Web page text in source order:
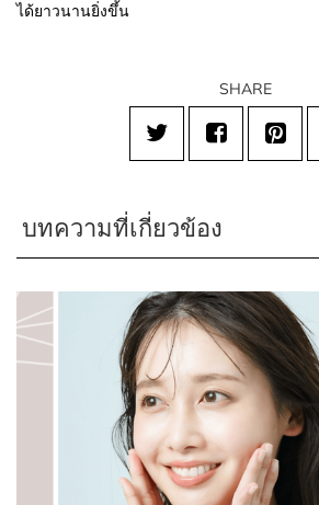
ได้ยาวนานยิ่งขึ้น
SHARE
บทความที่เกี่ยวข้อง